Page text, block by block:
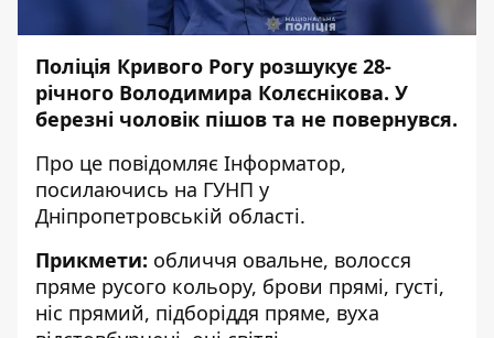
Поліція Кривого Рогу розшукує 28-
річного Володимира Колєснікова. У
березні чоловік пішов та не повернувся.
Про це повідомляє Інформатор,
посилаючись на ГУНП у
Дніпропетровській області.
Прикмети: обличчя овальне, волосся
пряме русого кольору, брови прямі, густі,
ніс прямий, підборіддя пряме, вуха